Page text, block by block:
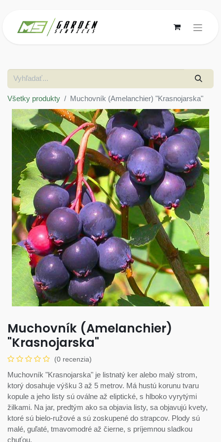
Všetky produkty Muchovník (Amelanchier) "Krasnojarska"
Muchovník (Amelanchier)
"Krasnojarska"
(0 recenzia)
Muchovník "Krasnojarska" je listnatý ker alebo malý strom,
ktorý dosahuje výšku 3 až 5 metrov. Má hustú korunu tvaru
kopule a jeho listy sú oválne až eliptické, s hlboko vyrytými
žilkami. Na jar, predtým ako sa objavia listy, sa objavujú kvety,
ktoré sú bielo-ružové a sú zoskupené do strapcov. Plody sú
malé, guľaté, tmavomodré až čierne, s príjemnou sladkou
chuťou.